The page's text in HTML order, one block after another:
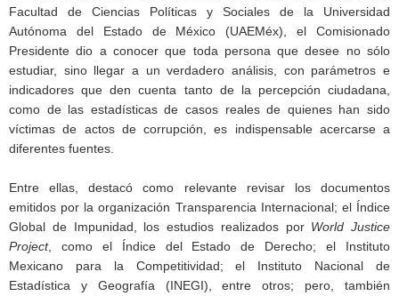
Facultad de Ciencias Políticas y Sociales de la Universidad
Autónoma del Estado de México (UAEMéx), el Comisionado
Presidente dio a conocer que toda persona que desee no sólo
estudiar, sino llegar a un verdadero análisis, con parámetros e
indicadores que den cuenta tanto de la percepción ciudadana,
como de las estadísticas de casos reales de quienes han sido
víctimas de actos de corrupción, es indispensable acercarse a
diferentes fuentes.
Entre ellas, destacó como relevante revisar los documentos
emitidos por la organización Transparencia Internacional; el Índice
Global de Impunidad, los estudios realizados por World Justice
Project, como el Índice del Estado de Derecho; el Instituto
Mexicano para la Competitividad; el Instituto Nacional de
Estadística y Geografía (INEGI), entre otros; pero, también